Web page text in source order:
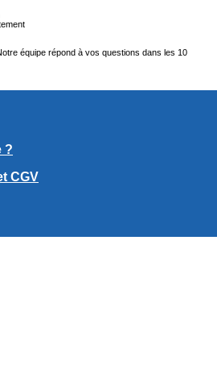
équipe répond à vos questions dans les 10
?
CGV